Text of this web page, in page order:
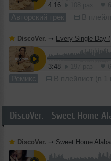
4:16
Авторский трек В
DiscoVer. ➝ Every Single Day (Mart
3:48
Ремикс В плейлист (в 1
DiscoVer. - Sweet Home
DiscoVer. ➝ Sweet Home Alabama